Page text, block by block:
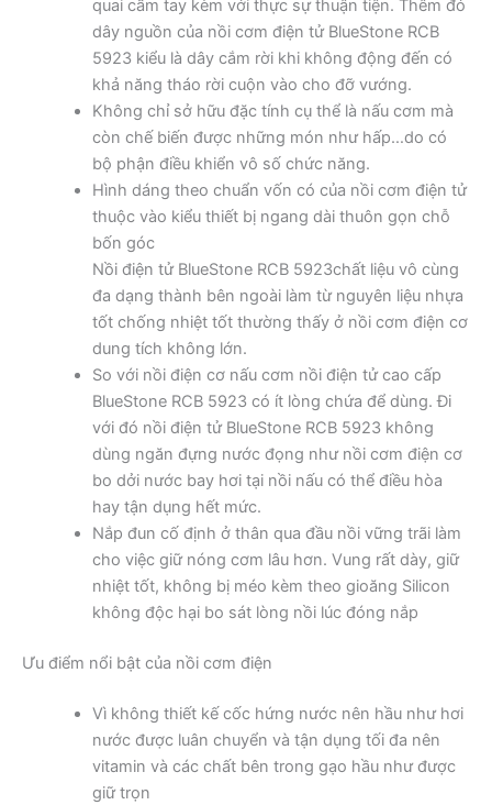
quai cầm tay kèm với thực sự thuận tiện. Thêm đó
dây nguồn của nồi cơm điện tử BlueStone RCB
5923 kiểu là dây cắm rời khi không động đến có
khả năng tháo rời cuộn vào cho đỡ vướng.
Không chỉ sở hữu đặc tính cụ thể là nấu cơm mà
còn chế biến được những món như hấp…do có
bộ phận điều khiển vô số chức năng.
Hình dáng theo chuẩn vốn có của nồi cơm điện tử
thuộc vào kiểu thiết bị ngang dài thuôn gọn chỗ
bốn góc
Nồi điện tử BlueStone RCB 5923chất liệu vô cùng
đa dạng thành bên ngoài làm từ nguyên liệu nhựa
tốt chống nhiệt tốt thường thấy ở nồi cơm điện cơ
dung tích không lớn.
So với nồi điện cơ nấu cơm nồi điện tử cao cấp
BlueStone RCB 5923 có ít lòng chứa để dùng. Đi
với đó nồi điện tử BlueStone RCB 5923 không
dùng ngăn đựng nước đọng như nồi cơm điện cơ
bo dởi nước bay hơi tại nồi nấu có thể điều hòa
hay tận dụng hết mức.
Nắp đun cố định ở thân qua đầu nồi vững trãi làm
cho việc giữ nóng cơm lâu hơn. Vung rất dày, giữ
nhiệt tốt, không bị méo kèm theo gioăng Silicon
không độc hại bo sát lòng nồi lúc đóng nắp
Ưu điểm nổi bật của nồi cơm điện
Vì không thiết kế cốc hứng nước nên hầu như hơi
nước được luân chuyển và tận dụng tối đa nên
vitamin và các chất bên trong gạo hầu như được
giữ trọn